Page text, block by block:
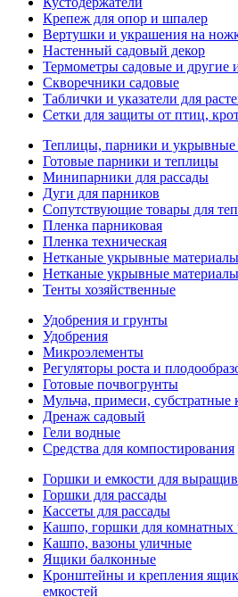
Крепеж для опор и шпалер
Вертушки и украшения на
Настенный садовый декор
Термометры садовые и другие
Скворечники садовые
Таблички и указатели для
Сетки для защиты от птиц,
Теплицы, парники и укрывные
Готовые парники и теплицы
Минипарники для рассады
Дуги для парников
Сопутствующие товары для
Пленка парниковая
Пленка техническая
Нетканые укрывные материалы
Нетканые укрывные
Тенты хозяйственные
Удобрения и грунты
Удобрения
Микроэлементы
Регуляторы роста и
Готовые почвогрунты
Мульча, примеси, субстратные
Дренаж садовый
Гели водные
Средства для компостирования
Горшки и емкости для
Горшки для рассады
Кассеты для рассады
Кашпо, горшки для комнатных
Кашпо, вазоны уличные
Ящики балконные
Кронштейны и крепления
емкостей